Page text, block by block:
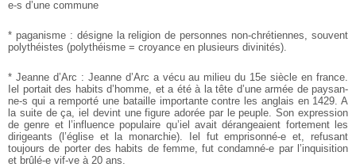
e-s d’une commune
* paganisme : désigne la religion de personnes non-chrétiennes, souvent
polythéistes (polythéisme = croyance en plusieurs divinités).
* Jeanne d’Arc : Jeanne d’Arc a vécu au milieu du 15e siècle en france.
Iel portait des habits d’homme, et a été à la tête d’une armée de paysan-
ne-s qui a remporté une bataille importante contre les anglais en 1429. A
la suite de ça, iel devint une figure adorée par le peuple. Son expression
de genre et l’influence populaire qu’iel avait dérangeaient fortement les
dirigeants (l’église et la monarchie). Iel fut emprisonné-e et, refusant
toujours de porter des habits de femme, fut condamné-e par l’inquisition
et brûlé-e vif-ve à 20 ans.